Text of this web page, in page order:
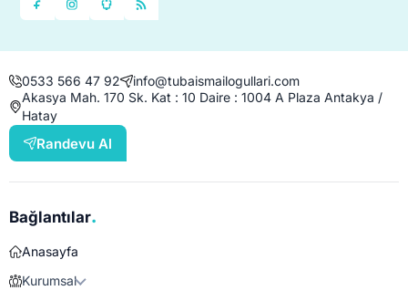
0533 566 47 92
info@tubaismailogullari.com
Akasya Mah. 170 Sk. Kat : 10 Daire : 1004 A Plaza Antakya /
Hatay
Randevu Al
Bağlantılar.
Anasayfa
Kurumsal